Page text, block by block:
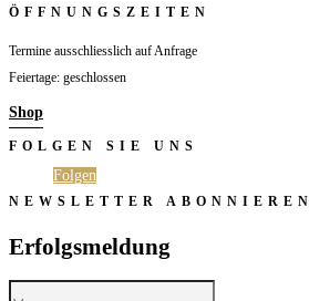
ÖFFNUNGSZEITEN
Termine ausschliesslich auf Anfrage
Feiertage: geschlossen
Shop
FOLGEN SIE UNS
Folgen
NEWSLETTER ABONNIEREN
Erfolgsmeldung